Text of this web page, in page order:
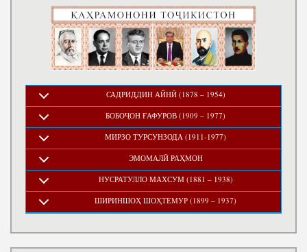
САДРИДДИН АЙНӢ (1878 – 1954)
БОБОҶОН ҒАФУРОВ (1909 – 1977)
МИРЗО ТУРСУНЗОДА (1911-1977)
ЭМОМАЛӢ РАҲМОН
НУСРАТУЛЛО МАХСУМ (1881 – 1938)
ШИРИНШОҲ ШОҲТЕМУР (1899 – 1937)